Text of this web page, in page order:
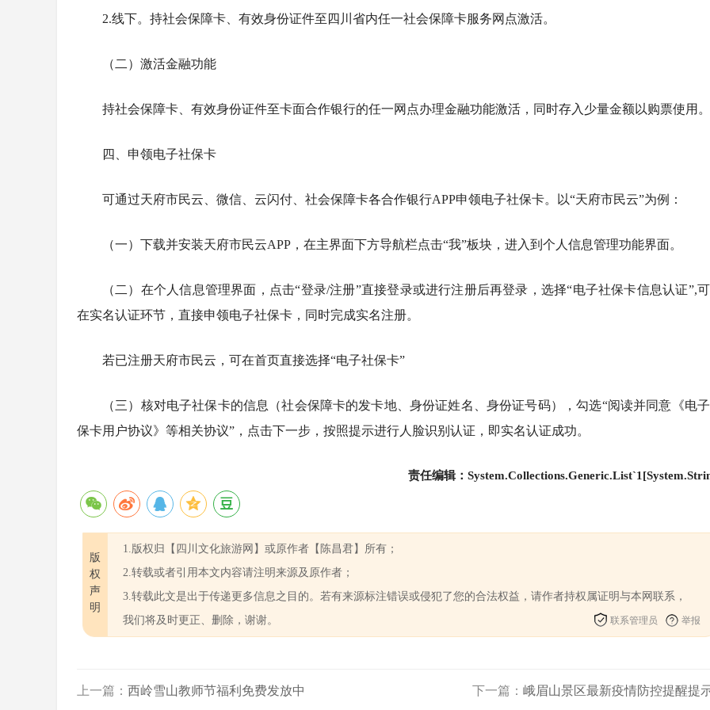
2.线下。持社会保障卡、有效身份证件至四川省内任一社会保障卡服务网点激活。
（二）激活金融功能
持社会保障卡、有效身份证件至卡面合作银行的任一网点办理金融功能激活，同时存入少量金额以购票使用。
四、申领电子社保卡
可通过天府市民云、微信、云闪付、社会保障卡各合作银行APP申领电子社保卡。以“天府市民云”为例：
（一）下载并安装天府市民云APP，在主界面下方导航栏点击“我”板块，进入到个人信息管理功能界面。
（二）在个人信息管理界面，点击“登录/注册”直接登录或进行注册后再登录，选择“电子社保卡信息认证”,
在实名认证环节，直接申领电子社保卡，同时完成实名注册。
若已注册天府市民云，可在首页直接选择“电子社保卡”
（三）核对电子社保卡的信息（社会保障卡的发卡地、身份证姓名、身份证号码），勾选“阅读并同意《电
保卡用户协议》等相关协议”，点击下一步，按照提示进行人脸识别认证，即实名认证成功。
责任编辑：
版
权
声
明
1.版权归【四川文化旅游网】或原作者【陈昌君】所有；
2.转载或者引用本文内容请注明来源及原作者；
3.转载此文是出于传递更多信息之目的。若有来源标注错误或侵犯了您的合法权益，请作者持权属证明与本网联系，
我们将及时更正、删除，谢谢。
联系管理员 举报
上一篇： 西岭雪山教师节福利免费发放中 下一篇： 峨眉山景区最新疫情防控提醒提